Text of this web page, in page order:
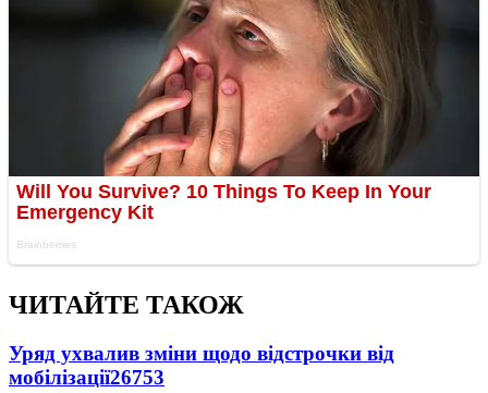
ЧИТАЙТЕ ТАКОЖ
Уряд ухвалив зміни щодо відстрочки від
мобілізації26753